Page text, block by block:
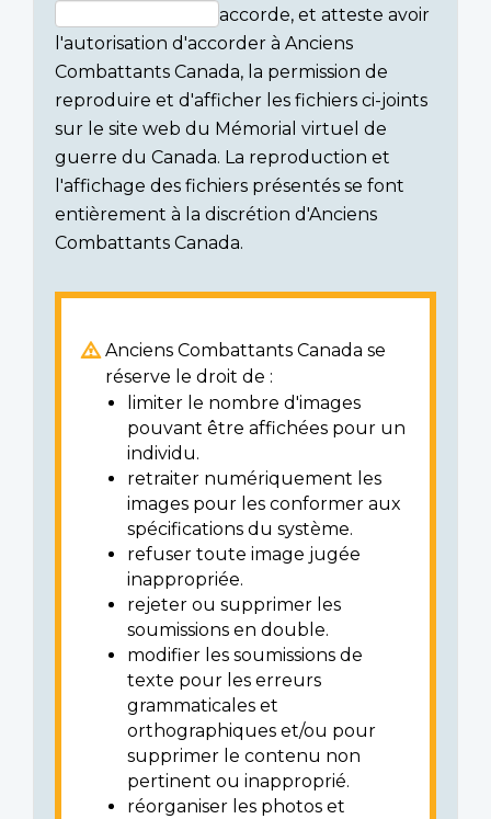
Consent
section
accorde, et atteste avoir
l'autorisation d'accorder à Anciens
Combattants Canada, la permission de
reproduire et d'afficher les fichiers ci-joints
sur le site web du Mémorial virtuel de
guerre du Canada. La reproduction et
l'affichage des fichiers présentés se font
entièrement à la discrétion d'Anciens
Combattants Canada.
Anciens Combattants Canada se
réserve le droit de :
limiter le nombre d'images
pouvant être affichées pour un
individu.
retraiter numériquement les
images pour les conformer aux
spécifications du système.
refuser toute image jugée
inappropriée.
rejeter ou supprimer les
soumissions en double.
modifier les soumissions de
texte pour les erreurs
grammaticales et
orthographiques et/ou pour
supprimer le contenu non
pertinent ou inapproprié.
réorganiser les photos et